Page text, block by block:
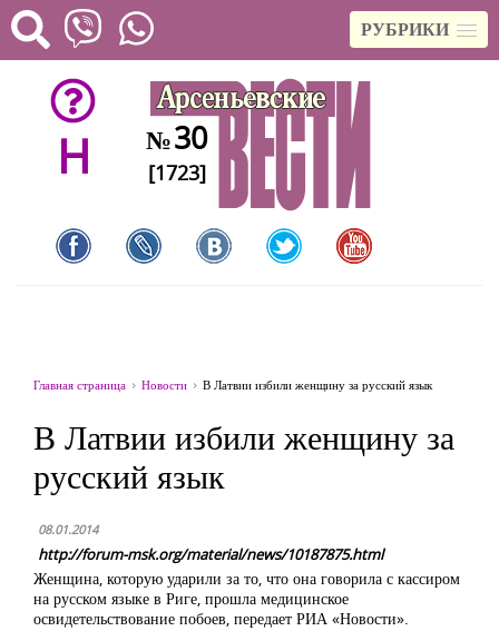
РУБРИКИ
H №30
[1723]
Главная страница Новости В Латвии избили женщину за русский язык
В Латвии избили женщину за
русский язык
08.01.2014
http://forum-msk.org/material/news/10187875.html
Женщина, которую ударили за то, что она говорила с кассиром
на русском языке в Риге, прошла медицинское
освидетельствование побоев, передает РИА «Новости».